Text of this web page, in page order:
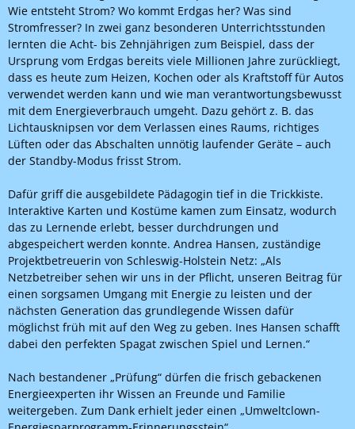
Wie entsteht Strom? Wo kommt Erdgas her? Was sind
Stromfresser? In zwei ganz besonderen Unterrichtsstunden
lernten die Acht- bis Zehnjährigen zum Beispiel, dass der
Ursprung vom Erdgas bereits viele Millionen Jahre zurückliegt,
dass es heute zum Heizen, Kochen oder als Kraftstoff für Autos
verwendet werden kann und wie man verantwortungsbewusst
mit dem Energieverbrauch umgeht. Dazu gehört z. B. das
Lichtausknipsen vor dem Verlassen eines Raums, richtiges
Lüften oder das Abschalten unnötig laufender Geräte – auch
der Standby-Modus frisst Strom.
Dafür griff die ausgebildete Pädagogin tief in die Trickkiste.
Interaktive Karten und Kostüme kamen zum Einsatz, wodurch
das zu Lernende erlebt, besser durchdrungen und
abgespeichert werden konnte. Andrea Hansen, zuständige
Projektbetreuerin von Schleswig-Holstein Netz: „Als
Netzbetreiber sehen wir uns in der Pflicht, unseren Beitrag für
einen sorgsamen Umgang mit Energie zu leisten und der
nächsten Generation das grundlegende Wissen dafür
möglichst früh mit auf den Weg zu geben. Ines Hansen schafft
dabei den perfekten Spagat zwischen Spiel und Lernen.“
Nach bestandener „Prüfung“ dürfen die frisch gebackenen
Energieexperten ihr Wissen an Freunde und Familie
weitergeben. Zum Dank erhielt jeder einen „Umweltclown-